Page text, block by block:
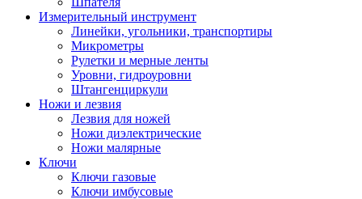
Измерительный инструмент
Линейки, угольники, транспортиры
Микрометры
Рулетки и мерные ленты
Уровни, гидроуровни
Штангенциркули
Ножи и лезвия
Лезвия для ножей
Ножи диэлектрические
Ножи малярные
Ключи
Ключи газовые
Ключи имбусовые